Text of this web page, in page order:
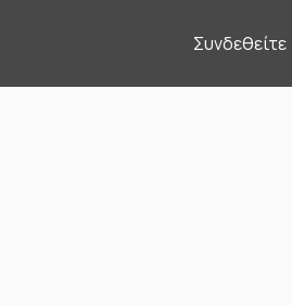
Συνδεθείτε